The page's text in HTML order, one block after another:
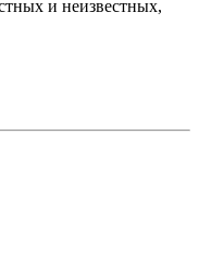
и неизвестных,